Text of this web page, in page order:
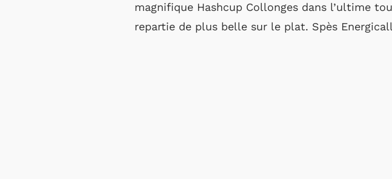
magnifique Hashcup Collonges dans l’ultime
repartie de plus belle sur le plat. Spès